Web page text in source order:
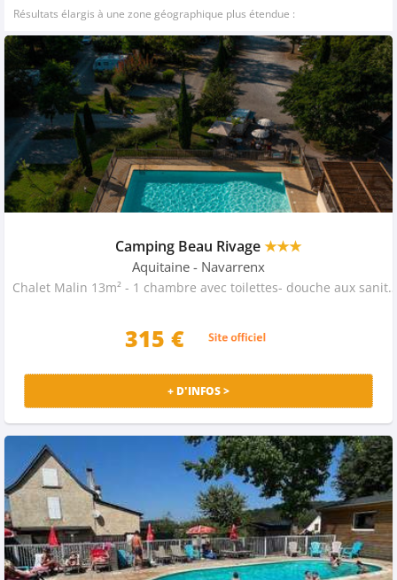
Résultats élargis à une zone géographique plus étendue :
Camping Beau Rivage★★★
Aquitaine - Navarrenx
Chalet Malin 13m² - 1 chambre avec toilettes- douche aux sanitaires du camping - 4 pers.
315 €
+ D'INFOS >